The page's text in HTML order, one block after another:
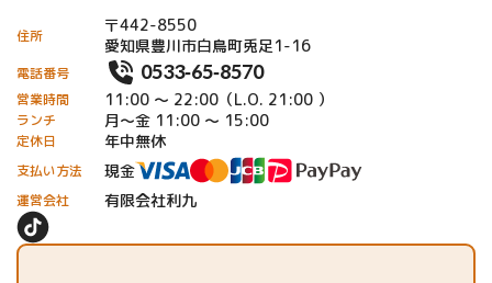
住所
〒442-8550
愛知県豊川市白鳥町兎足1-16
電話番号 0533-65-8570
営業時間 11:00 ～ 22:00（L.O. 21:00 ）
ランチ 月〜金 11:00 〜 15:00
定休日 年中無休
支払い方法 現金
運営会社 有限会社利九